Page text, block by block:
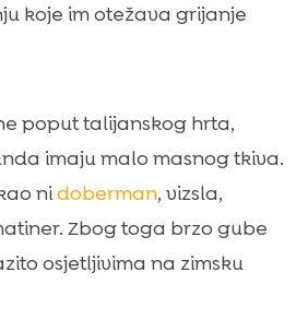
koje im otežava grijanje
poput talijanskog hrta,
imaju malo masnog tkiva.
nidoberman, vizsla,
Zbog toga brzo gube
osjetljivima na zimsku